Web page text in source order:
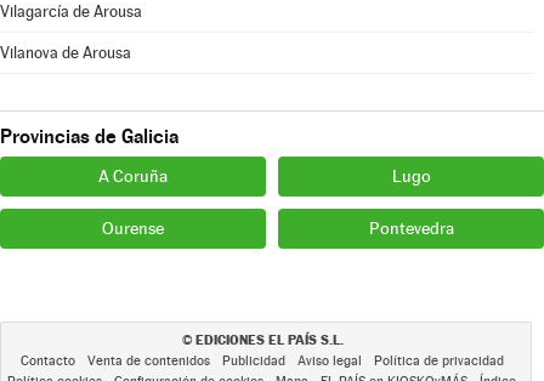
Vilagarcía de Arousa
Vilanova de Arousa
Provincias de Galicia
A Coruña Lugo
Ourense Pontevedra
© EDICIONES EL PAÍS S.L.
Contacto Venta de contenidos Publicidad Aviso legal
Política de privacidad